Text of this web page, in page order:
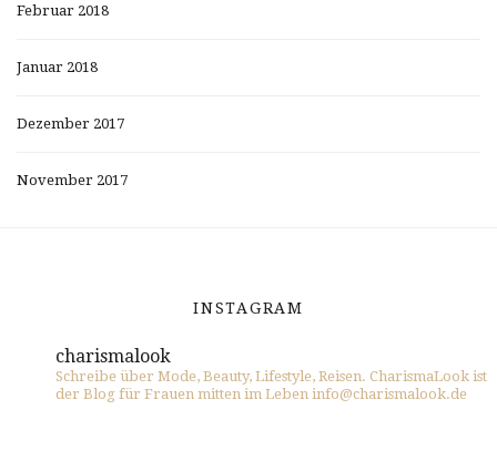
Februar 2018
Januar 2018
Dezember 2017
November 2017
INSTAGRAM
charismalook
Schreibe über Mode, Beauty, Lifestyle, Reisen. CharismaLook ist
der Blog für Frauen mitten im Leben info@charismalook.de